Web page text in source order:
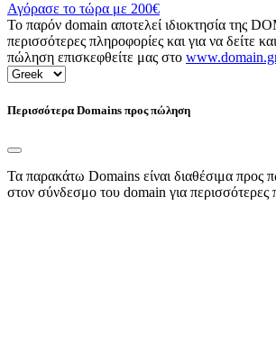
Αγόρασε το τώρα με 200€
Το παρόν domain αποτελεί ιδιοκτησία της
περισσότερες πληροφορίες και για να δείτε
πώληση επισκεφθείτε μας στο
Περισσότερα Domains προς πώληση
Τα παρακάτω Domains είναι διαθέσιμα προς
στον σύνδεσμο του domain για περισσότερες